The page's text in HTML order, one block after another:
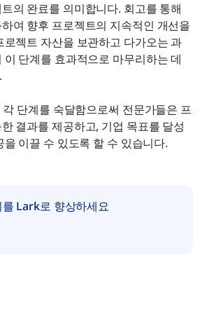
의 완료를 의미합니다. 회고를 통해
여 향후 프로젝트의 지속적인 개선을
로젝트 자산을 보관하고 다가오는 과
단계를 효과적으로 마무리하는 데
단계를 숙달함으로써 전문가들은 프
결과를 제공하고, 기업 목표를 달성
이끌 수 있도록 할 수 있습니다.
Lark로 향상하세요